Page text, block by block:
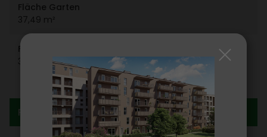
Fläche Garten
37,49 m²
Fläche Keller­ab­teil
3,45 m²
Preis­in­for­ma­tion